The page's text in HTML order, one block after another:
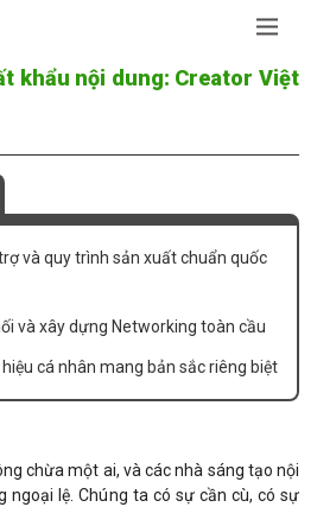
khẩu nội dung: Creator Việt
và quy trình sản xuất chuẩn quốc
và xây dựng Networking toàn cầu
cá nhân mang bản sắc riêng biệt
chừa một ai, và các nhà sáng tạo nội
ngoại lệ. Chúng ta có sự cần cù, có sự